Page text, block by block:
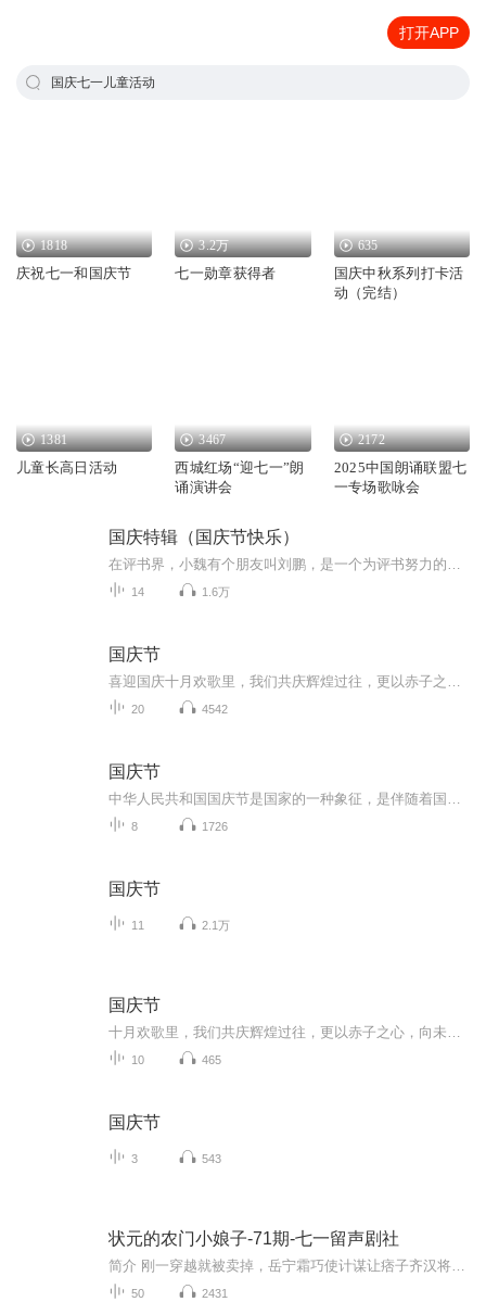
打开APP
国庆七一儿童活动
1818
庆祝七一和国庆节
3.2万
七一勋章获得者
635
国庆中秋系列打卡活
动（完结）
1381
儿童长高日活动
3467
西城红场“迎七一”朗
诵演讲会
2172
2025中国朗诵联盟七
一专场歌咏会
国庆特辑（国庆节快乐）
14 1.6万
国庆节
20 4542
国庆节
8 1726
国庆节
11 2.1万
国庆节
10 465
国庆节
3 543
状元的农门小娘子-71期-七一留声剧社
50 2431